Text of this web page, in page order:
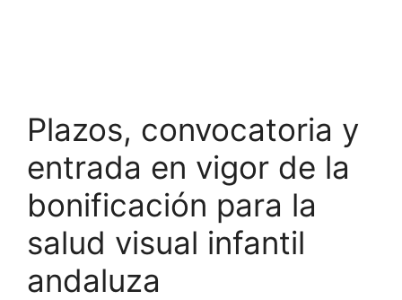
Plazos, convocatoria y
entrada en vigor de la
bonificación para la
salud visual infantil
andaluza